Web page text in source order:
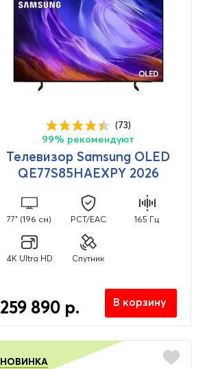
(73)
99% рекомендуют
Телевизор Samsung OLED
QE77S85HAEXPY 2026
77" (196 см) PCT/EAC 165 Гц
4K Ultra HD Спутник
259 890 р. В корзину
НОВИНКА